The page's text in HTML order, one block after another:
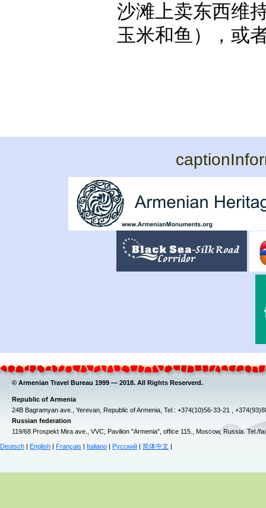
沙滩上卖东西维
玉米和鱼），或
© Armenian Travel Bureau 1999 — 2018. All Rights Reserverd.
Republic of Armenia
24B Bagramyan ave., Yerevan, Republic of Armenia, Tel.: +374(10)56-33-21 ,
Russian federation
119/68 Prospekt Mira ave., VVC, Pavilion "Armenia", office 115., Moscow, Russia. Tel./
Deutsch English Français Italiano Русский 简体中文